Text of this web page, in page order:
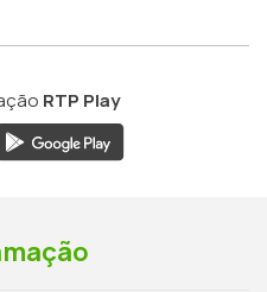
RTP Play